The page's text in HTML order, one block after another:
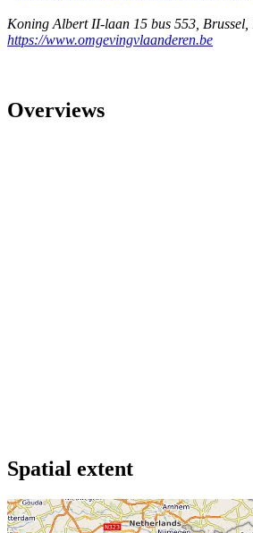
Koning Albert II-laan 15 bus 553 Brussel
https://www.omgevingvlaanderen.be
Overviews
Spatial extent